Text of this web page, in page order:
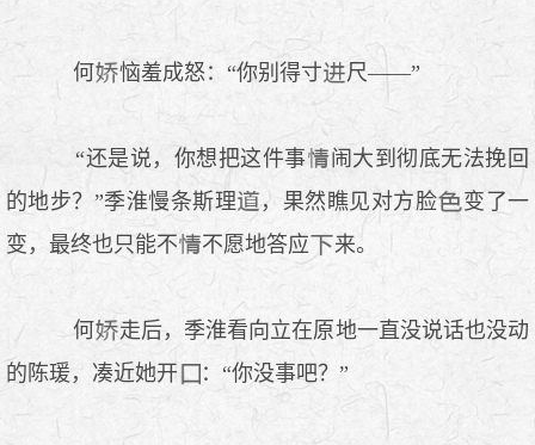
何 恼羞成怒：“你别得寸 尺——”
“还是说，你想把这件事
闹大到彻底无法挽回
的地步？”季淮慢条斯理
，果然瞧见对方脸
变了一
变，最终也只能不
不愿地答应 来。
何
走后，季淮看向立在原地一直没说话也没动
的陈瑗，凑近她开
：“你没事吧？”